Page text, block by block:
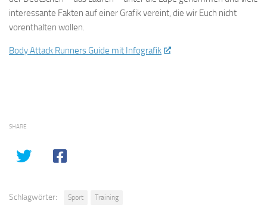
interessante Fakten auf einer Grafik vereint, die wir Euch nicht
vorenthalten wollen.
Body Attack Runners Guide mit Infografik
SHARE
Schlagwörter: Sport Training